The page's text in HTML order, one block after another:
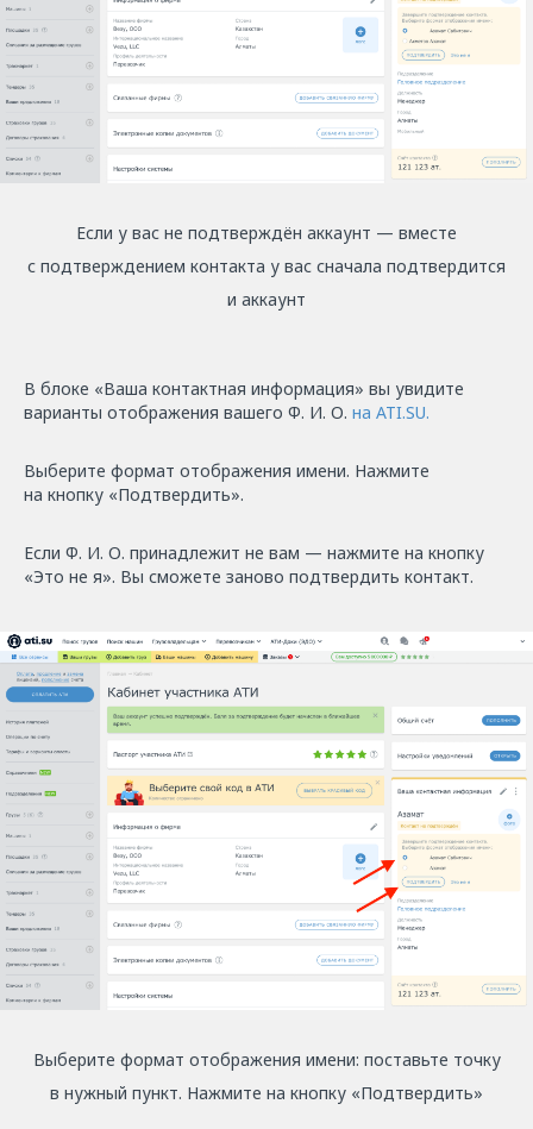
Если у вас не подтверждён аккаунт — вместе
с подтверждением контакта у вас сначала подтвердится
и аккаунт
В блоке «Ваша контактная информация» вы увидите
варианты отображения вашего Ф. И. О. на ATI.SU.
Выберите формат отображения имени. Нажмите
на кнопку «Подтвердить».
Если Ф. И. О. принадлежит не вам — нажмите на кнопку
«Это не я». Вы сможете заново подтвердить контакт.
Выберите формат отображения имени: поставьте точку
в нужный пункт. Нажмите на кнопку «Подтвердить»